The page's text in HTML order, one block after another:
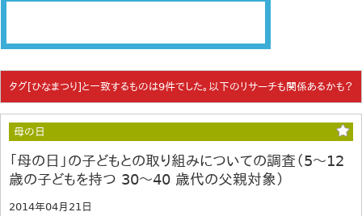
タグ[ひなまつり]と一致するものは9件でした。以下のリサーチも関係あるかも？
母の日
「母の日」の子どもとの取り組みについての調査（5～12
歳の子どもを持つ 30～40 歳代の父親対象）
2014年04月21日